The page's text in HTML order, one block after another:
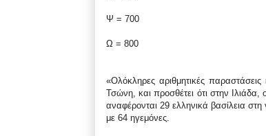
Ψ = 700
Ω = 800
«Ολόκληρες αριθμητικές
Τσώνη, και προσθέτει ότι στην Ιλιάδα,
αναφέρονται 29 ελληνικά βασίλεια
με 64 ηγεμόνες.